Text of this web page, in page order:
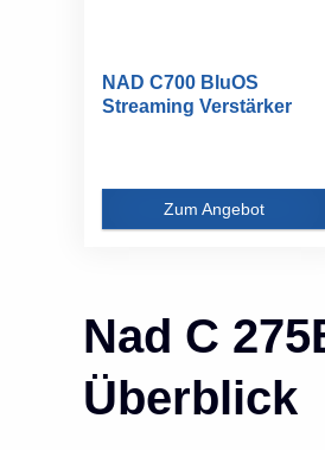
NAD C700 BluOS
Streaming Verstärker
Zum Angebot
Nad C
Überblick